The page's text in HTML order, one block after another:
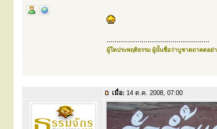
.....................................................
ผู้ใดประพฤติธรรม ผู้นั้นชื่อว่าบูชาตถาคตอย่า
เมื่อ: 14 ต.ค. 2008, 07:00